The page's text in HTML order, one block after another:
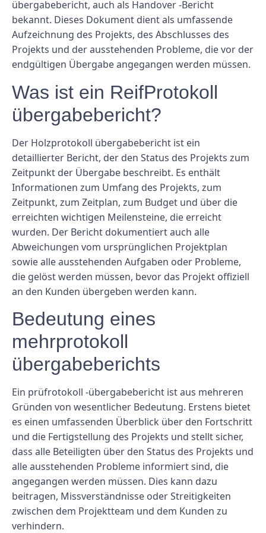
übergabebericht, auch als Handover -Bericht
bekannt. Dieses Dokument dient als umfassende
Aufzeichnung des Projekts, des Abschlusses des
Projekts und der ausstehenden Probleme, die vor der
endgültigen Übergabe angegangen werden müssen.
Was ist ein ReifProtokoll
übergabebericht?
Der Holzprotokoll übergabebericht ist ein
detaillierter Bericht, der den Status des Projekts zum
Zeitpunkt der Übergabe beschreibt. Es enthält
Informationen zum Umfang des Projekts, zum
Zeitpunkt, zum Zeitplan, zum Budget und über die
erreichten wichtigen Meilensteine, die erreicht
wurden. Der Bericht dokumentiert auch alle
Abweichungen vom ursprünglichen Projektplan
sowie alle ausstehenden Aufgaben oder Probleme,
die gelöst werden müssen, bevor das Projekt offiziell
an den Kunden übergeben werden kann.
Bedeutung eines
mehrprotokoll
übergabeberichts
Ein prüfrotokoll -übergabebericht ist aus mehreren
Gründen von wesentlicher Bedeutung. Erstens bietet
es einen umfassenden Überblick über den Fortschritt
und die Fertigstellung des Projekts und stellt sicher,
dass alle Beteiligten über den Status des Projekts und
alle ausstehenden Probleme informiert sind, die
angegangen werden müssen. Dies kann dazu
beitragen, Missverständnisse oder Streitigkeiten
zwischen dem Projektteam und dem Kunden zu
verhindern.